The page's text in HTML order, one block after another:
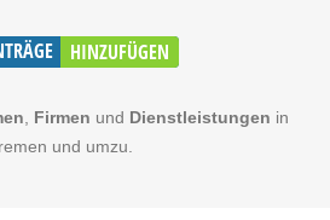
HINZUFÜGEN
Firmen und Dienstleistungen in
und umzu.